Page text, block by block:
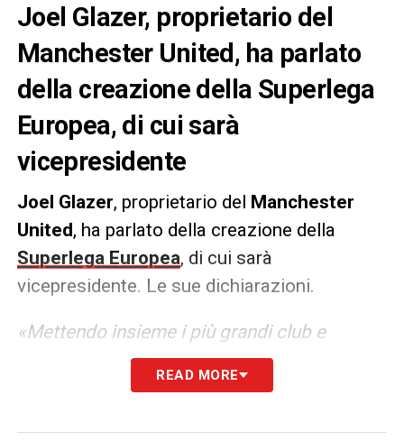
Joel Glazer, proprietario del
Manchester United, ha parlato
della creazione della Superlega
Europea, di cui sarà
vicepresidente
Joel Glazer, proprietario del Manchester
United, ha parlato della creazione della
Superlega Europea, di cui sarà
vicepresidente. Le sue dichiarazioni.
«Mettendo insieme i più grandi club e
giocatori del mondo ad affrontarsi per tutta
la stagione, la Super League aprirà un nuovo
READ MORE